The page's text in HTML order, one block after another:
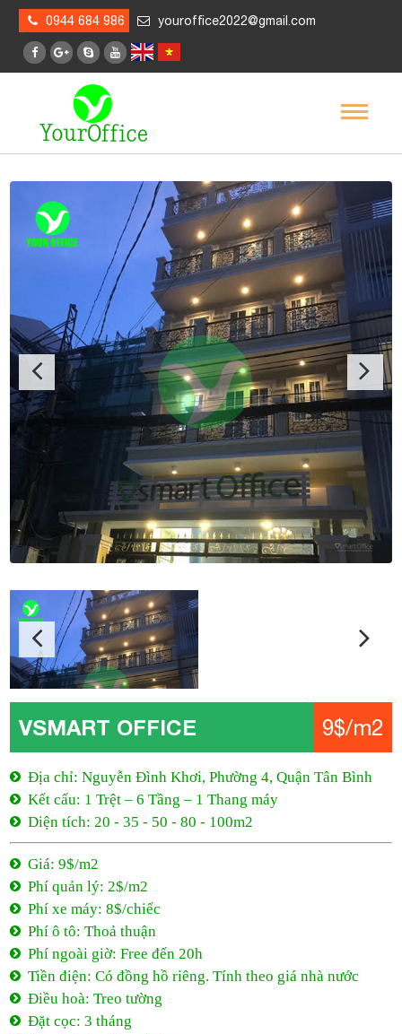
0944 684 986 youroffice2022@gmail.com
VSMART OFFICE 9$/m2
Địa chỉ: Nguyễn Đình Khơi, Phường 4, Quận Tân Bình
Kết cấu: 1 Trệt – 6 Tầng – 1 Thang máy
Diện tích: 20 - 35 - 50 - 80 - 100m2
Giá: 9$/m2
Phí quản lý: 2$/m2
Phí xe máy: 8$/chiếc
Phí ô tô: Thoả thuận
Phí ngoài giờ: Free đến 20h
Tiền điện: Có đồng hồ riêng. Tính theo giá nhà nước
Điều hoà: Treo tường
Đặt cọc: 3 tháng